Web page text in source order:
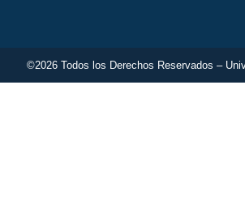
©2026 Todos los Derechos Reservados –